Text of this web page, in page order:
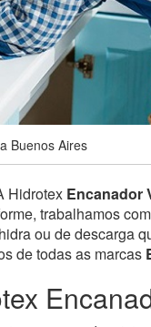
Buenos Aires
Hidrotex Encanador
trabalhamos
ou de descarga
de todas as marcas